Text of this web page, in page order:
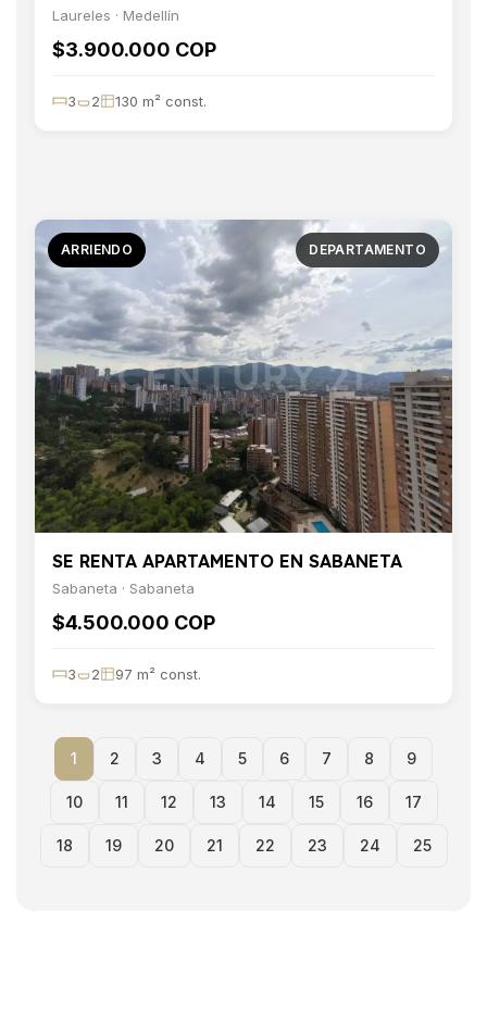
Laureles · Medellín
$3.900.000 COP
3 2 130 m² const.
ARRIENDO DEPARTAMENTO
SE RENTA APARTAMENTO EN SABANETA
Sabaneta · Sabaneta
$4.500.000 COP
3 2 97 m² const.
1 2 3 4 5 6 7 8 9
10 11 12 13 14 15 16 17
18 19 20 21 22 23 24 25